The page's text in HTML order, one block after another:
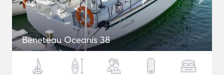
Beneteau Oceanis 38